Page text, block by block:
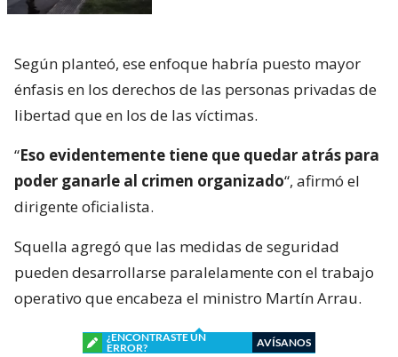
Según planteó, ese enfoque habría puesto mayor
énfasis en los derechos de las personas privadas de
libertad que en los de las víctimas.
“Eso evidentemente tiene que quedar atrás para
poder ganarle al crimen organizado“, afirmó el
dirigente oficialista.
Squella agregó que las medidas de seguridad
pueden desarrollarse paralelamente con el trabajo
operativo que encabeza el ministro Martín Arrau.
¿ENCONTRASTE UN
ERROR?
AVÍSANOS